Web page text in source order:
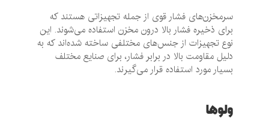
سرمخزن‌های فشار قوی از جمله تجهیزاتی هستند که
برای ذخیره فشار بالا درون مخزن استفاده می‌شوند. این
نوع تجهیزات از جنس‌های مختلفی ساخته شده‌اند که به
دلیل مقاومت بالا در برابر فشار، برای صنایع مختلف
بسیار مورد استفاده قرار می‌گیرند.
ولوها